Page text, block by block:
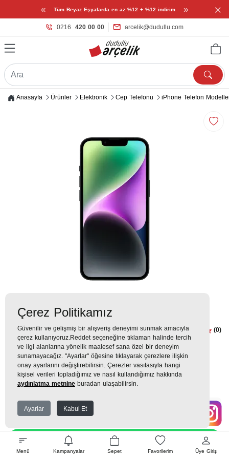
« Tüm Beyaz Eşyalarda en az %12 + %12 indirim » ×
0216 420 00 00 arcelik@dudullu.com
Menü Kampanyalar Sepet Favorilerim Üye Giriş
Anasayfa Ürünler Elektronik Cep Telefonu iPhone Telefon
iPhone 14 512GB Gece Yarısı (0)
0TL
0 TLx 9 Taksit =0 TL
EK GARANTİ
WHATSAPP SİPARİŞ
Çerez Politikamız
Güvenilir ve gelişmiş bir alışveriş deneyimi sunmak amacıyla
çerez kullanıyoruz.Reddet seçeneğine tıklaman halinde tercih
ve ilgi alanlarına yönelik maalesef sana özel bir deneyim
sunamayacağız. "Ayarlar" öğesine tıklayarak çerezlere ilişkin
onay ayarlarını değiştirebilirsin. Çerezler vasıtasıyla hangi
kişisel verileri topladığımız ve nasıl kullandığımız hakkında
aydınlatma metnine buradan ulaşabilirsin.
Ayarlar Kabul Et